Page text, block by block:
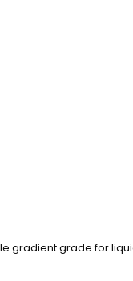
gradient grade for